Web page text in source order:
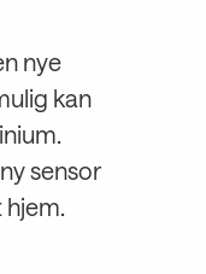
nye
kan
sensor